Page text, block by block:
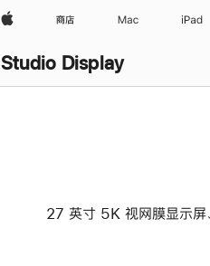
Apple 商店 Mac iPad
Studio Display
27 英寸 5K 视网膜显示屏